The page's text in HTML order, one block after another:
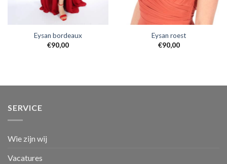
Eysan bordeaux
€90,00
Eysan roest
€90,00
SERVICE
Wie zijn wij
Vacatures